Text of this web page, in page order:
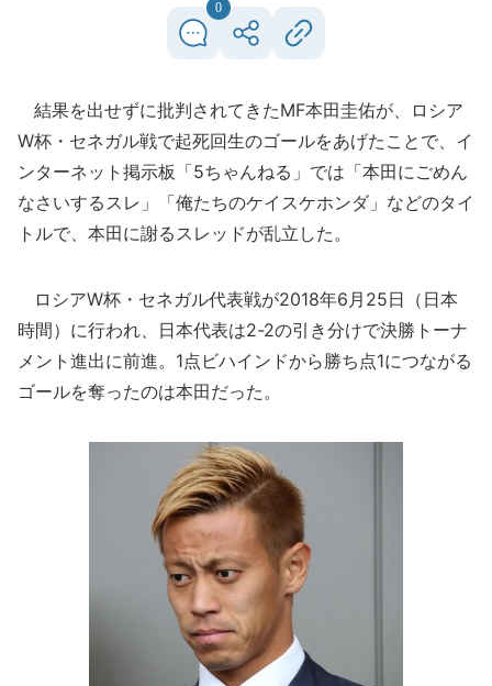
0
結果を出せずに批判されてきたMF本田圭佑が、ロシア
W杯・セネガル戦で起死回生のゴールをあげたことで、イ
ンターネット掲示板「5ちゃんねる」では「本田にごめん
なさいするスレ」「俺たちのケイスケホンダ」などのタイ
トルで、本田に謝るスレッドが乱立した。
ロシアW杯・セネガル代表戦が2018年6月25日（日本
時間）に行われ、日本代表は2-2の引き分けで決勝トーナ
メント進出に前進。1点ビハインドから勝ち点1につながる
ゴールを奪ったのは本田だった。